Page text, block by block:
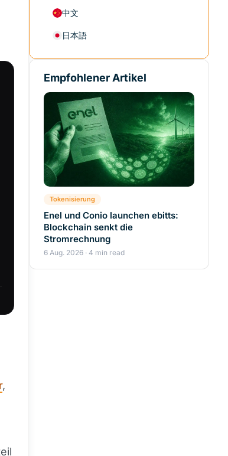
,
中文
日本語
Empfohlener Artikel
Tokenisierung
Enel und Conio launchen ebitts:
Blockchain senkt die
Stromrechnung
6 Aug. 2026 · 4 min read